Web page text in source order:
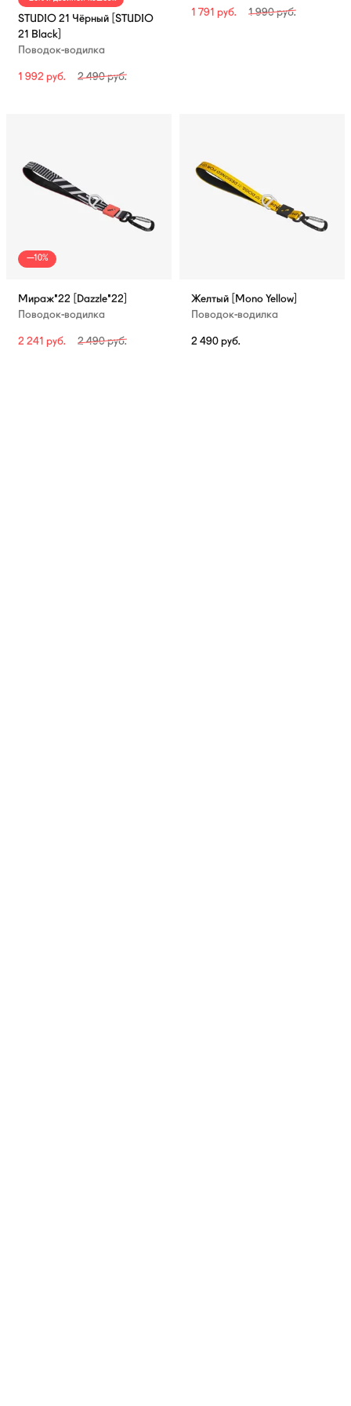
STUDIO 21 Чёрный [STUDIO
21 Black]
Поводок-водилка
1 992 руб. 2 490руб.
1 791 руб. 1 990руб.
—10%
Мираж'22 [Dazzle'22]
Поводок-водилка
2 241 руб. 2 490руб.
Желтый [Mono Yellow]
Поводок-водилка
2 490 руб.